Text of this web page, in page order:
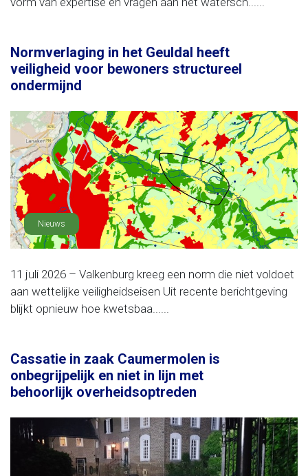
Normverlaging in het Geuldal heeft
veiligheid voor bewoners structureel
ondermijnd
Nieuws
11 juli 2026 – Valkenburg kreeg een norm die niet voldoet
aan wettelijke veiligheidseisen Uit recente berichtgeving
blijkt opnieuw hoe kwetsbaa......
Cassatie in zaak Caumermolen is
onbegrijpelijk en niet in lijn met
behoorlijk overheidsoptreden